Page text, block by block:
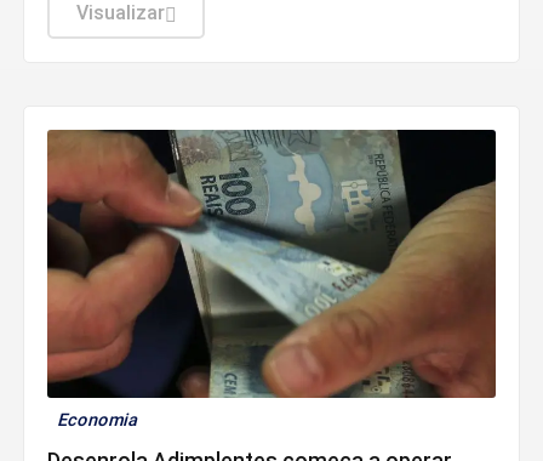
elegibilidade de seu curso e dar início aos
procedimentos internos.
Visualizar
Economia